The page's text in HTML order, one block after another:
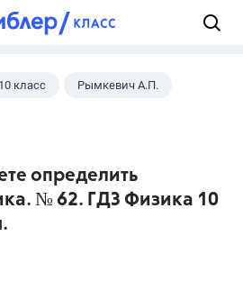
10 класс Рымкевич А.П.
определить
№ 62. ГДЗ Физика 10